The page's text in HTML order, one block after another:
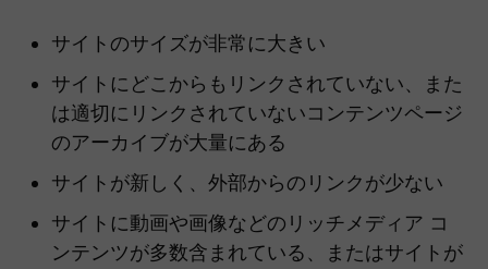
サイトのサイズが非常に大きい
サイトにどこからもリンクされていない、また
は適切にリンクされていないコンテンツページ
のアーカイブが大量にある
サイトが新しく、外部からのリンクが少ない
サイトに動画や画像などのリッチメディア コ
ンテンツが多数含まれている、またはサイトが